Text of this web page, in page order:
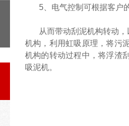
5、电气控制可根据客户
从而带动刮泥机构转动
机构，利用虹吸原理，将污
机构的转动过程中，将浮渣
吸泥机。